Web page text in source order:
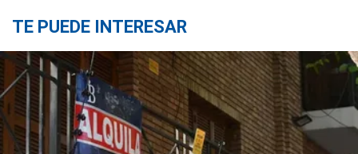
TE PUEDE INTERESAR